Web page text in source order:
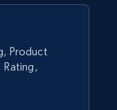
Product
Rating,